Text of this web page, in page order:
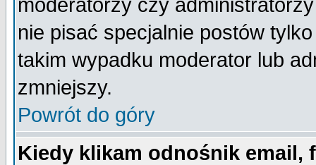
moderatorzy czy
nie pisać specjalnie postów
takim wypadku moderator lub
zmniejszy.
Powrót do góry
Kiedy klikam odnośnik email,